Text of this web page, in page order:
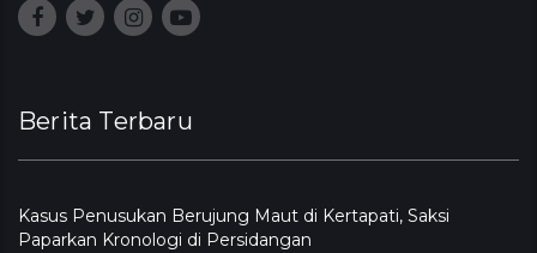
Berita Terbaru
Kasus Penusukan Berujung Maut di Kertapati, Saksi
Paparkan Kronologi di Persidangan